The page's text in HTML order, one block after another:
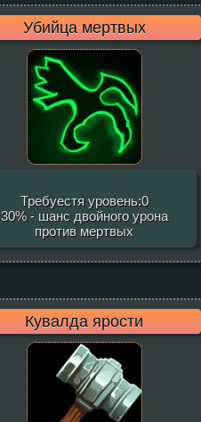
Убийца мертвых
Требуестя уровень:0
30% - шанс двойного урона
против мертвых
Кувалда ярости